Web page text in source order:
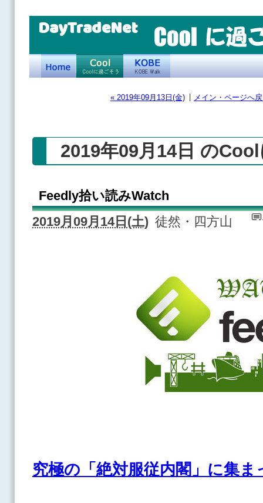
DayTradeNet
« 2019年09月13日(金) メイン・ページへ
2019年09月14日 の
Feedly拾い読みWatch
2019月09月14日(土) 徒然・四方山
究極の「絶対服従内閣」に集ま